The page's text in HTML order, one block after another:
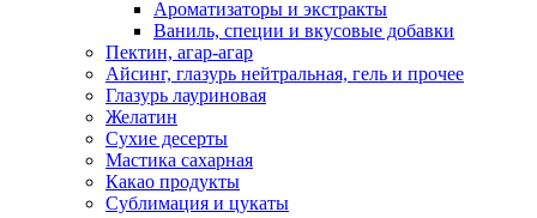
Ароматизаторы и экстракты
Ваниль, специи и вкусовые добавки
Пектин, агар-агар
Айсинг, глазурь нейтральная, гель и прочее
Глазурь лауриновая
Желатин
Сухие десерты
Мастика сахарная
Какао продукты
Сублимация и цукаты